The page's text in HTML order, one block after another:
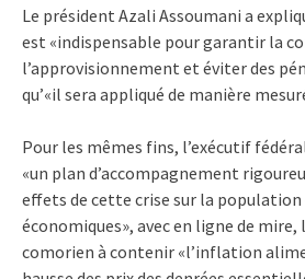
Le président Azali Assoumani a
est «indispensable pour garantir la
l’approvisionnement et éviter des
qu’«il sera appliqué de manière
Pour les mêmes fins, l’exécutif
«un plan d’accompagnement
effets de cette crise sur la
économiques», avec en ligne de mire,
comorien à contenir «l’inflation